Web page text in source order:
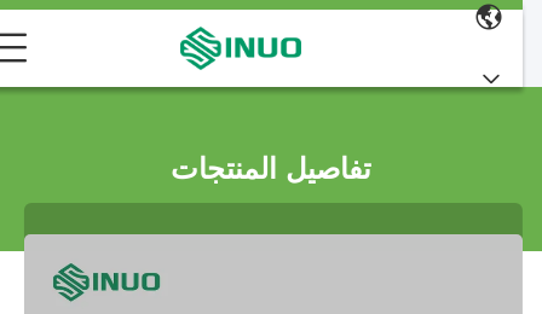
تفاصيل المنتجات